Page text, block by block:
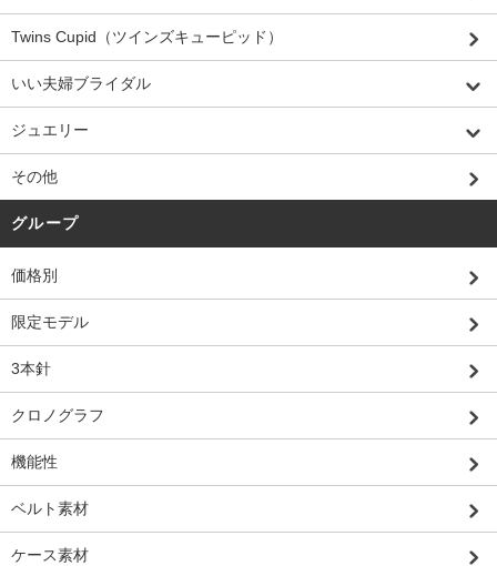
Twins Cupid（ツインズキューピッド）
いい夫婦ブライダル
ジュエリー
その他
グループ
価格別
限定モデル
3本針
クロノグラフ
機能性
ベルト素材
ケース素材